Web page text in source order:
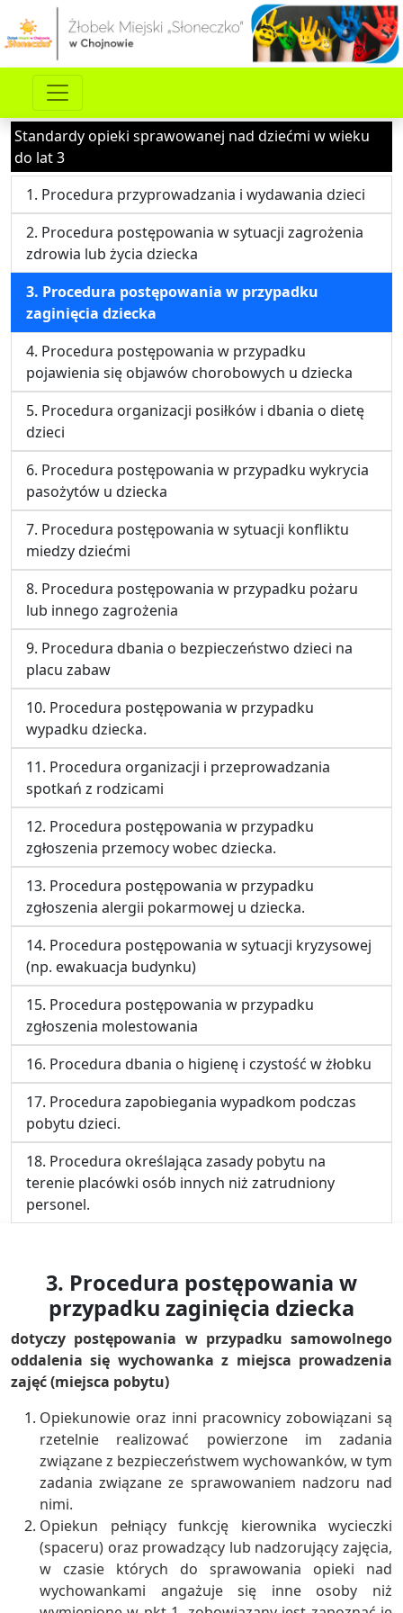
Standardy opieki sprawowanej nad dziećmi w wieku
do lat 3
1. Procedura przyprowadzania i wydawania dzieci
2. Procedura postępowania w sytuacji zagrożenia
zdrowia lub życia dziecka
3. Procedura postępowania w przypadku
zaginięcia dziecka
4. Procedura postępowania w przypadku
pojawienia się objawów chorobowych u dziecka
5. Procedura organizacji posiłków i dbania o dietę
dzieci
6. Procedura postępowania w przypadku wykrycia
pasożytów u dziecka
7. Procedura postępowania w sytuacji konfliktu
miedzy dziećmi
8. Procedura postępowania w przypadku pożaru
lub innego zagrożenia
9. Procedura dbania o bezpieczeństwo dzieci na
placu zabaw
10. Procedura postępowania w przypadku
wypadku dziecka.
11. Procedura organizacji i przeprowadzania
spotkań z rodzicami
12. Procedura postępowania w przypadku
zgłoszenia przemocy wobec dziecka.
13. Procedura postępowania w przypadku
zgłoszenia alergii pokarmowej u dziecka.
14. Procedura postępowania w sytuacji kryzysowej
(np. ewakuacja budynku)
15. Procedura postępowania w przypadku
zgłoszenia molestowania
16. Procedura dbania o higienę i czystość w żłobku
17. Procedura zapobiegania wypadkom podczas
pobytu dzieci.
18. Procedura określająca zasady pobytu na
terenie placówki osób innych niż zatrudniony
personel.
3. Procedura postępowania w
przypadku zaginięcia dziecka
dotyczy postępowania w przypadku samowolnego
oddalenia się wychowanka z miejsca prowadzenia
zajęć (miejsca pobytu)
Opiekunowie oraz inni pracownicy zobowiązani są
rzetelnie realizować powierzone im zadania
związane z bezpieczeństwem wychowanków, w tym
zadania związane ze sprawowaniem nadzoru nad
nimi.
Opiekun pełniący funkcję kierownika wycieczki
(spaceru) oraz prowadzący lub nadzorujący zajęcia,
w czasie których do sprawowania opieki nad
wychowankami angażuje się inne osoby niż